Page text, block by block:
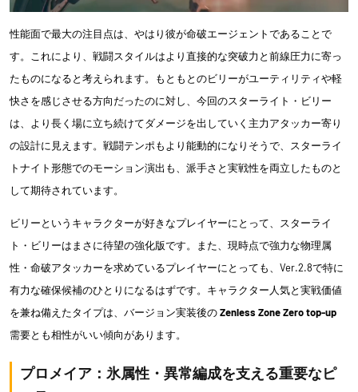
性能面で最大の注目点は、やはり彼が命破エージェントであることで
す。これにより、戦闘スタイルはより直接的な突破力と前線圧力に寄っ
たものになると考えられます。もともとのビリーがユーティリティや軽
快さを感じさせる方向だったのに対し、今回のスターライト・ビリー
は、より長く場に立ち続けてダメージを出していく主力アタッカー寄り
の設計に見えます。戦闘テンポもより能動的になりそうで、スターライ
トナイト形態でのモーション演出も、派手さと実戦性を両立したものと
して期待されています。
ビリーというキャラクターが好きなプレイヤーにとって、スターライ
ト・ビリーはまさに待望の強化版です。また、現時点で強力な物理属
性・命破アタッカーを求めているプレイヤーにとっても、Ver.2.8で特に
有力な確保候補のひとりになるはずです。キャラクター人気と実戦価値
を兼ね備えたタイプは、バージョン実装後のZenless Zone Zero top-up
需要とも相性がいい傾向があります。
プロメイア：氷属性・異常編成を支える重要なピ